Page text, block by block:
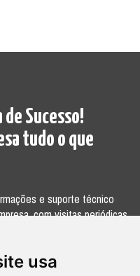
usa
Sucesso!
tudo o que
e suporte técnico
com visitas periódicas
relatórios para a
além de fornecer